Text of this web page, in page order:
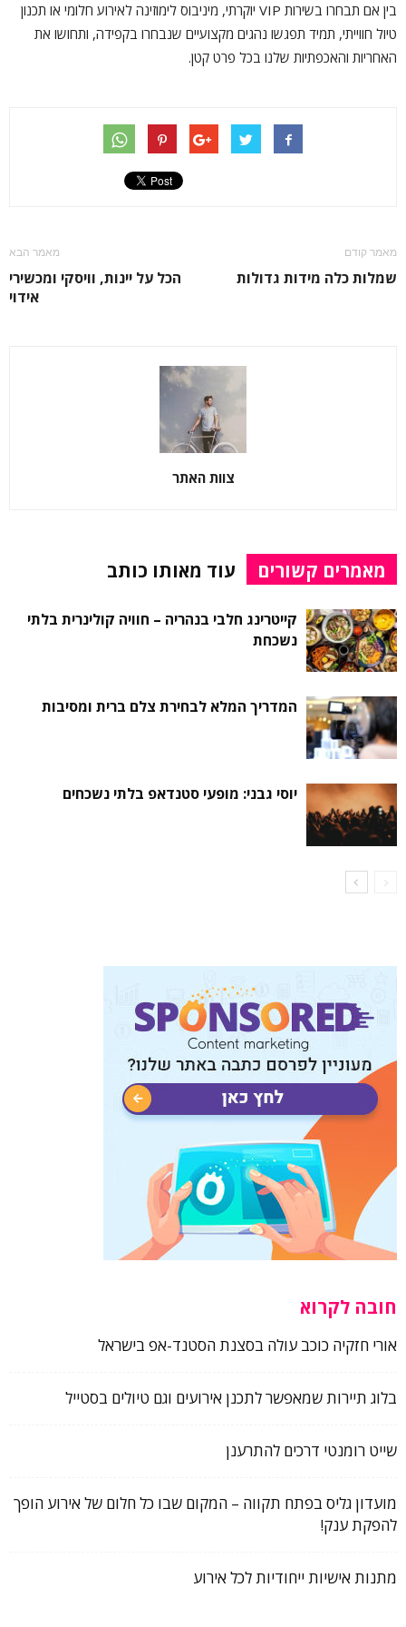
בין אם תבחרו בשירות VIP יוקרתי, מיניבוס לימוזינה לאירוע חלומי או תכנון
טיול חווייתי, תמיד תפגשו נהגים מקצועיים שנבחרו בקפידה, ותחושו את
האחריות והאכפתיות שלנו בכל פרט קטן.
מאמר קודם
שמלות כלה מידות גדולות
מאמר הבא
הכל על יינות, וויסקי ומכשירי
אידוי
צוות האתר
מאמרים קשורים עוד מאותו כותב
קייטרינג חלבי בנהריה – חוויה קולינרית בלתי
נשכחת
המדריך המלא לבחירת צלם ברית ומסיבות
יוסי גבני: מופעי סטנדאפ בלתי נשכחים
חובה לקרוא
אורי חזקיה כוכב עולה בסצנת הסטנד-אפ בישראל
בלוג תיירות שמאפשר לתכנן אירועים וגם טיולים בסטייל
שייט רומנטי דרכים להתרענן
מועדון גליס בפתח תקווה – המקום שבו כל חלום של אירוע הופך
להפקת ענק!
מתנות אישיות ייחודיות לכל אירוע